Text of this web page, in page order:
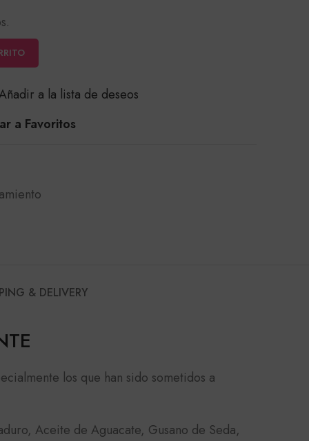
a la lista de deseos
a Favoritos
& DELIVERY
los que han sido sometidos a
Aceite de Aguacate, Gusano de Seda,